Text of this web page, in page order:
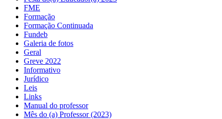
FME
Formação
Formação Continuada
Fundeb
Galeria de fotos
Geral
Greve 2022
Informativo
Jurídico
Leis
Links
Manual do professor
Mês do (a) Professor (2023)